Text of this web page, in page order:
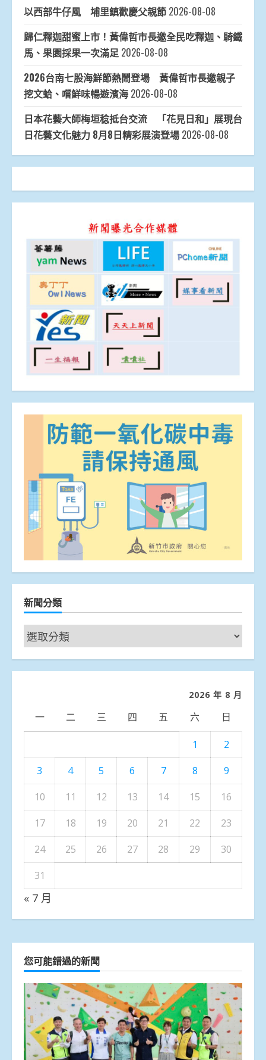
以西部牛仔風 埔里鎮歡慶父親節 2026-08-08
歸仁釋迦甜蜜上市！黃偉哲市長邀全民吃釋迦、騎鐵
馬、果園採果一次滿足 2026-08-08
2026台南七股海鮮節熱鬧登場 黃偉哲市長邀親子
挖文蛤、嚐鮮味暢遊濱海 2026-08-08
日本花藝大師梅垣稔抵台交流 「花見日和」展現台
日花藝文化魅力 8月8日精彩展演登場 2026-08-08
新聞分類
新
聞
分
2026 年 8 月
一 二 三 四 五 六 日
1
2
3
4 5 6 7 8
9
10
11 12 13 14 15
16
17
18 19 20 21 22
23
24
25 26 27 28 29
30
31
« 7 月
您可能錯過的新聞